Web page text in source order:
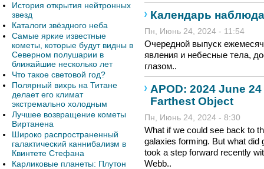
История открытия нейтронных
звезд
Каталоги звёздного неба
Самые яркие известные
кометы, которые будут видны в
Северном полушарии в
ближайшие несколько лет
Что такое световой год?
Полярный вихрь на Титане
делает его климат
экстремально холодным
Лучшее возвращение кометы
Виртанена
Широко распространенный
галактический каннибализм в
Квинтете Стефана
Карликовые планеты: Плутон
Календарь
Пн, Июнь 24, 2024 - 11:54
Очередной выпуск
явления и небесные тела,
глазом..
APOD: 2024 June
Farthest Object
Пн, Июнь 24, 2024 - 8:30
What if we could see back to
galaxies forming. But what did
took a step forward recently
Webb..